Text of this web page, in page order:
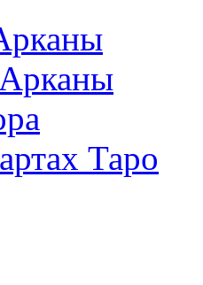
Таро